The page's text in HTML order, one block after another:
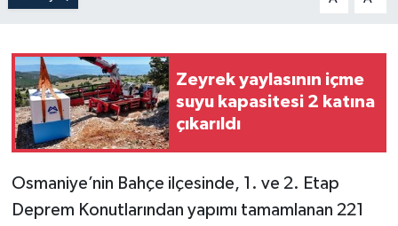
Zeyrek yaylasının içme
suyu kapasitesi 2 katına
çıkarıldı
Osmaniye’nin Bahçe ilçesinde, 1. ve 2. Etap
Deprem Konutlarından yapımı tamamlanan 221